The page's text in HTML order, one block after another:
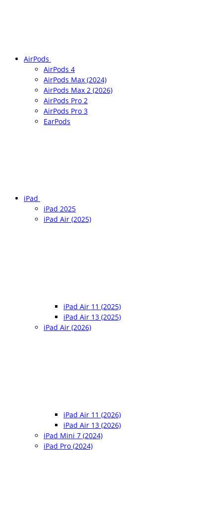
AirPods
AirPods 4
AirPods Max (2024)
AirPods Max 2 (2026)
AirPods Pro 2
AirPods Pro 3
EarPods
iPad
iPad 2025
iPad Air (2025)
iPad Air 11 (2025)
iPad Air 13 (2025)
iPad Air (2026)
iPad Air 11 (2026)
iPad Air 13 (2026)
iPad Mini 7 (2024)
iPad Pro (2024)